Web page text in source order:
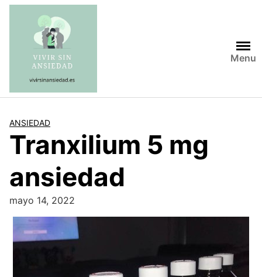
Saltar
contenido
Menu
ANSIEDAD
Tranxilium 5 mg
ansiedad
mayo 14, 2022